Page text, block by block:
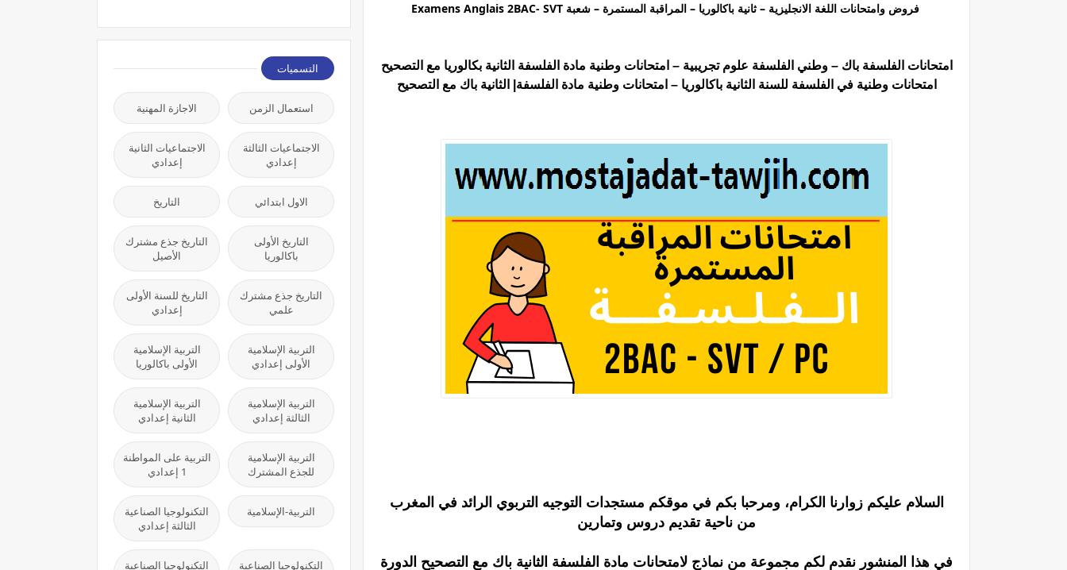
فروض وامتحانات اللغة الانجليزية – ثانية باكالوريا – المراقبة المستمرة – شعبة Examens Anglais 2BAC- SVT
امتحانات الفلسفة باك – وطني الفلسفة علوم تجريبية – امتحانات وطنية مادة الفلسفة الثانية بكالوريا مع التصحيح
امتحانات وطنية في الفلسفة للسنة الثانية باكالوريا – امتحانات وطنية مادة الفلسفة| الثانية باك مع التصحيح
السلام عليكم زوارنا الكرام، ومرحبا بكم في موقكم مستجدات التوجيه التربوي الرائد في المغرب
من ناحية تقديم دروس وتمارين
في هذا المنشور نقدم لكم مجموعة من نماذج لامتحانات مادة الفلسفة الثانية باك مع التصحيح الدورة
التسميات
استعمال الزمن الاجازة المهنية
الاجتماعيات الثالثة
إعدادي
الاجتماعيات الثانية
إعدادي
الاول ابتدائي التاريخ
التاريخ الأولى
باكالوريا
التاريخ جذع مشترك
الأصيل
التاريخ جذع مشترك
علمي
التاريخ للسنة الأولى
إعدادي
التربية الإسلامية
الأولى إعدادي
التربية الإسلامية
الأولى باكالوريا
التربية الإسلامية
الثالثة إعدادي
التربية الإسلامية
الثانية إعدادي
التربية الإسلامية
للجذع المشترك
التربية على المواطنة
1 إعدادي
التربية-الإسلامية
التكنولوجيا الصناعية
الثالثة إعدادي
التكنولوجيا الصناعية
التكنولوجيا الصناعية